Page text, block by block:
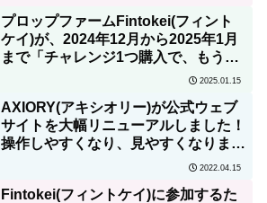
プロップファームFintokei(フィント
ケイ)が、2024年12月から2025年1月
まで「チャレンジ1つ購入で、もう1
つ無料キャンペーン」を実施！2025.01.15
AXIORY(アキシオリー)が公式ウェブ
サイトを大幅リニューアルしました！
操作しやすくなり、見やすくなりまし
2022.04.15
Fintokei(フィントケイ)に参加するた